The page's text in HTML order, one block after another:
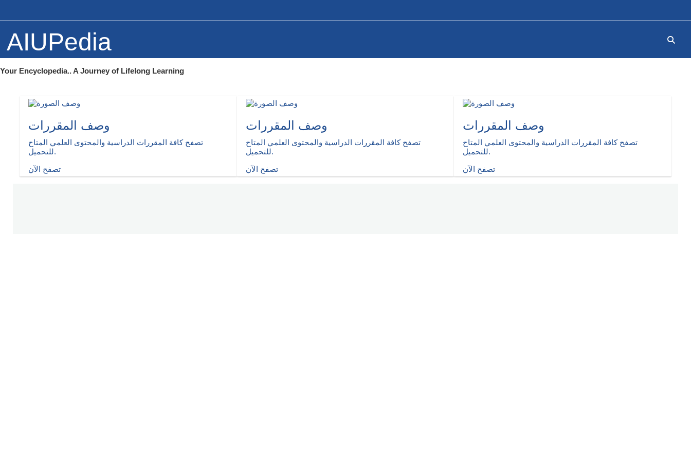
AIUPedia
Your Encyclopedia.. A Journey of Lifelong Learning
وصف المقررات
تصفح كافة المقررات الدراسية والمحتوى العلمي المتاح
للتحميل.
تصفح الآن
وصف المقررات
تصفح كافة المقررات الدراسية والمحتوى العلمي المتاح
للتحميل.
تصفح الآن
وصف المقررات
تصفح كافة المقررات الدراسية والمحتوى العلمي المتاح
للتحميل.
تصفح الآن